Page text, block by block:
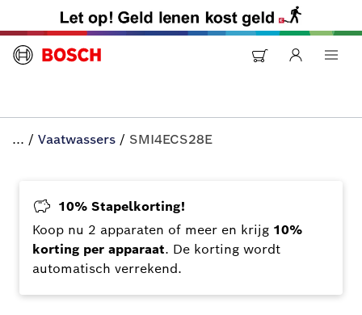
... / Vaatwassers / SMI4ECS28E
10% Stapelkorting!
Koop nu 2 apparaten of meer en krijg 10%
korting per apparaat. De korting wordt
automatisch verrekend.